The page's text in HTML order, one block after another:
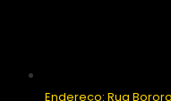
Endereço: Rua